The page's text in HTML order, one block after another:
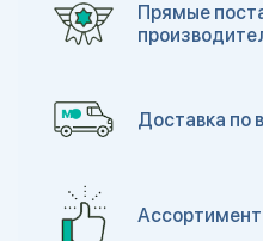
Прямые
Доставка по